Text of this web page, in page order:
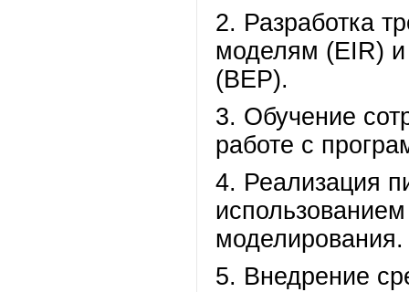
2. Разработка
моделям (EIR) и
(BEP).
3. Обучение
работе с
4. Реализация
моделирования.
5. Внедрение